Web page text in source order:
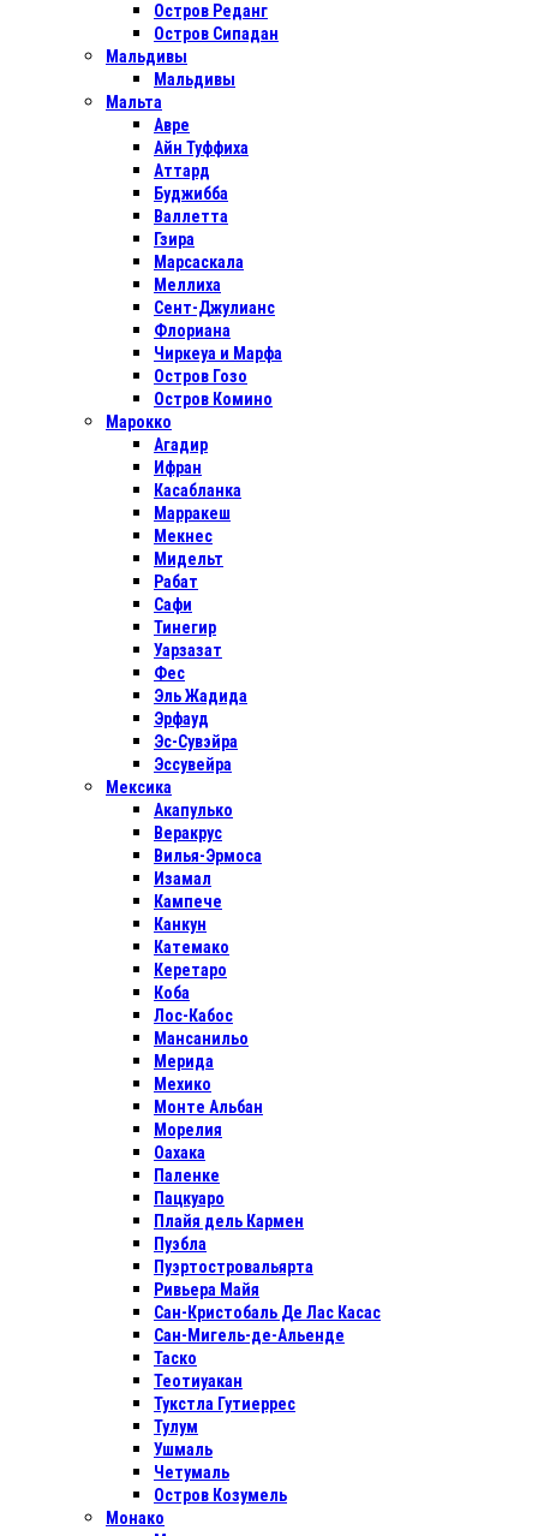
Остров Реданг
Остров Сипадан
Мальдивы
Мальдивы
Мальта
Авре
Айн Туффиха
Аттард
Буджибба
Валлетта
Гзира
Марсаскала
Меллиха
Сент-Джулианс
Флориана
Чиркеуа и Марфа
Остров Гозо
Остров Комино
Марокко
Агадир
Ифран
Касабланка
Марракеш
Мекнес
Мидельт
Рабат
Сафи
Тинегир
Уарзазат
Фес
Эль Жадида
Эрфауд
Эс-Сувэйра
Эссувейра
Мексика
Акапулько
Веракрус
Вилья-Эрмоса
Изамал
Кампече
Канкун
Катемако
Керетаро
Коба
Лос-Кабос
Мансанильо
Мерида
Мехико
Монте Альбан
Морелия
Оахака
Паленке
Пацкуаро
Плайя дель Кармен
Пуэбла
Пуэртостровальярта
Ривьера Майя
Сан-Кристобаль Де Лас Касас
Сан-Мигель-де-Альенде
Таско
Теотиуакан
Тукстла Гутиеррес
Тулум
Ушмаль
Четумаль
Остров Козумель
Монако